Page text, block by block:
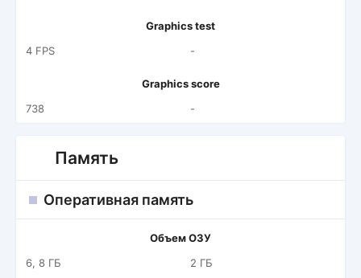
Graphics test
4 FPS
-
Graphics score
738
-
Память
Оперативная память
Объем ОЗУ
6, 8 ГБ
2 ГБ